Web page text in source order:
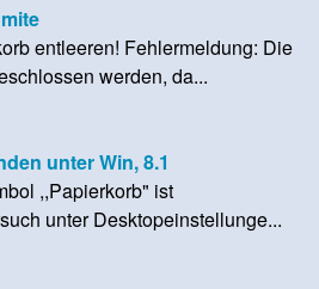
entleeren! Fehlermeldung: Die
werden, da...
unter Win, 8.1
,,Papierkorb" ist
unter Desktopeinstellunge...